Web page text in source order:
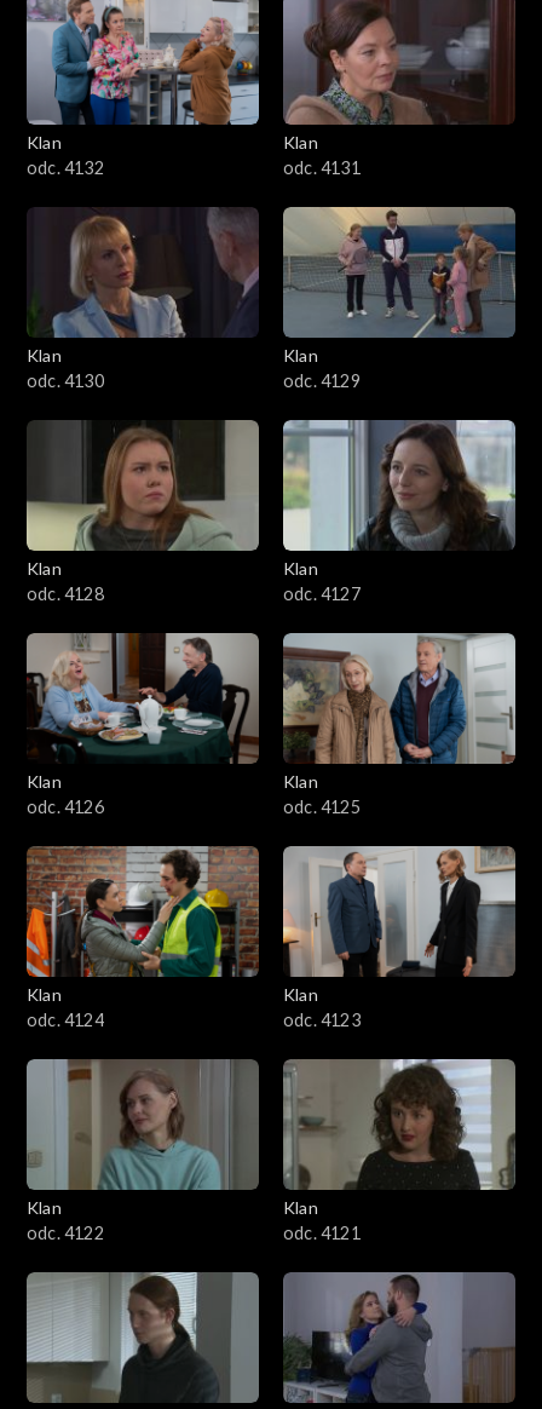
Klan
odc. 4132
Klan
odc. 4131
Klan
odc. 4130
Klan
odc. 4129
Klan
odc. 4128
Klan
odc. 4127
Klan
odc. 4126
Klan
odc. 4125
Klan
odc. 4124
Klan
odc. 4123
Klan
odc. 4122
Klan
odc. 4121